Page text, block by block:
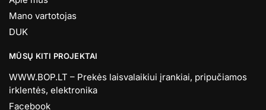
Mano vartotojas
DUK
MŪSŲ KITI PROJEKTAI
WWW.BOP.LT – Prekės laisvalaikiui įrankiai, pripučiamos
irklentės, elektronika
Facebook